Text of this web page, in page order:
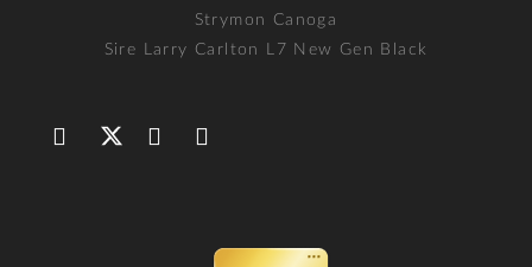
Strymon Canoga
Sire Larry Carlton L7 New Gen Black